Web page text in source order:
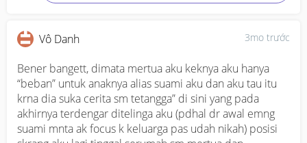
3mo trước
Vô Danh
Bener bangett, dimata mertua aku keknya aku hanya
“beban” untuk anaknya alias suami aku dan aku tau itu
krna dia suka cerita sm tetangga” di sini yang pada
akhirnya terdengar ditelinga aku (pdhal dr awal emng
suami mnta ak focus k keluarga pas udah nikah) posisi